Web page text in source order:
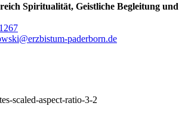
Spiritualität, Geistliche Begleitung und
paderborn.de